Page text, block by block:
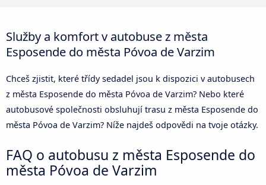
Služby a komfort v autobuse z města
Esposende do města Póvoa de Varzim
Chceš zjistit, které třídy sedadel jsou k dispozici v autobusech
z města Esposende do města Póvoa de Varzim? Nebo které
autobusové společnosti obsluhují trasu z města Esposende do
města Póvoa de Varzim? Níže najdeš odpovědi na tvoje otázky.
FAQ o autobusu z města Esposende do
města Póvoa de Varzim